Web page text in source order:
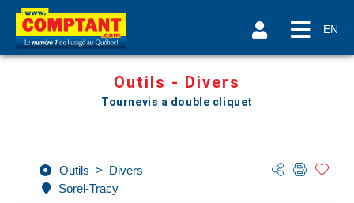
EN
Outils - Divers
Tournevis a double cliquet
Outils > Divers
Sorel-Tracy